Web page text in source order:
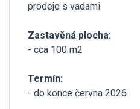
prodeje s vadami
Zastavěná plocha:
- cca 100 m2
Termín:
- do konce června 2026